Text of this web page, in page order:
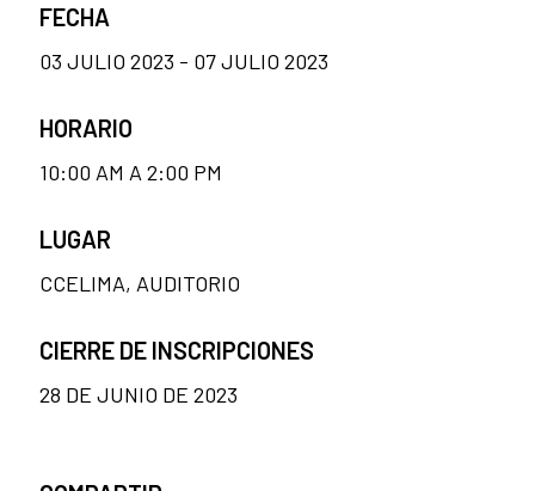
FECHA
03 JULIO 2023 - 07 JULIO 2023
HORARIO
10:00 AM A 2:00 PM
LUGAR
CCELIMA, AUDITORIO
CIERRE DE INSCRIPCIONES
28 DE JUNIO DE 2023